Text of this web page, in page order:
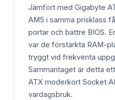
Jämfört med Gigabyte
AM5 i samma prisklass
portar och bättre BIOS.
var de förstärkta RAM-
tryggt vid frekventa
Sammantaget är detta
ATX moderkort Socket
vardagsbruk.